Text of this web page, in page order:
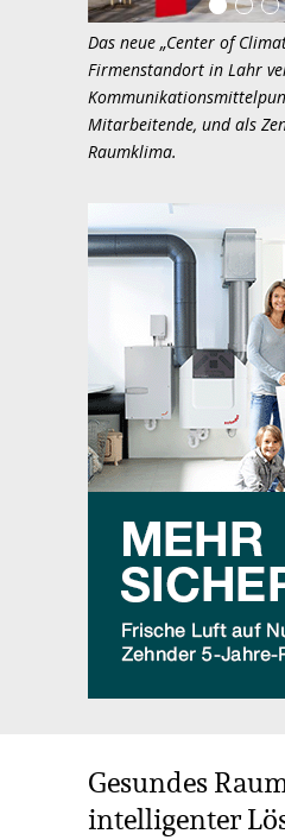
Das neue „Center of
Firmenstandort in Lahr
Mitarbeitende, und als
Raumklima.
Gesundes
intelligenter